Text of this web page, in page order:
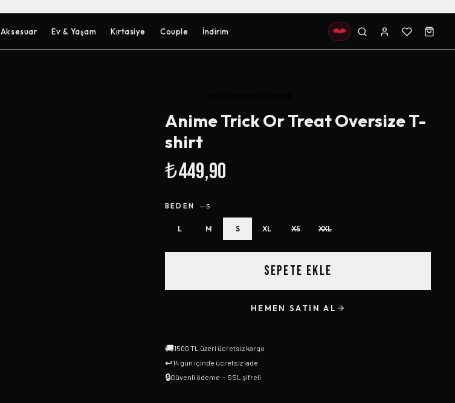
Aksesuar Ev & Yaşam Kırtasiye Couple İndirim
Anime Trick Or Treat Oversize T-
shirt
₺449,90
BEDEN —S
L M S XL XS XXL
SEPETE EKLE
HEMEN SATIN AL
🚚1500 TL üzeri ücretsiz kargo
↩14 gün içinde ücretsiz iade
🔒Güvenli ödeme — SSL şifreli